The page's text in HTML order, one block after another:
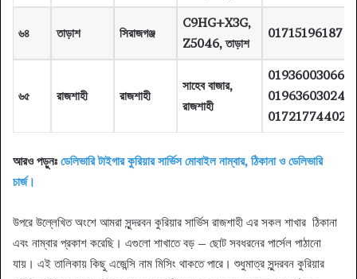
৬৪ তাড়াশ সিরাজগঞ্জ
C9HG+X3G,
Z5046, তাড়াশ
01715196187
৬৫ রাজশাহী রাজশাহী
সাহেব বাজার,
রাজশাহী
01936003066,
01963603024,
01721774402
আরও পড়ুনঃ ডেলিভারি টাইগার কুরিয়ার সার্ভিস মোবাইল নাম্বার, ঠিকানা ও ডেলিভারি
চার্জ।
উপরে উল্লেখিত অংশে আমরা সুন্দরবন কুরিয়ার সার্ভিস রাজশাহী এর সকল শাখার ঠিকানা
এবং নাম্বার প্রকাশ করেছি। এগুলো শাখাতে বড় – ছোট সবধরনের পার্সেল পাঠানো
যায়। এই তালিকায় কিছু এজেন্সি নাম মিসিং থাকতে পারে। শুধুমাত্র সুন্দরবন কুরিয়ার